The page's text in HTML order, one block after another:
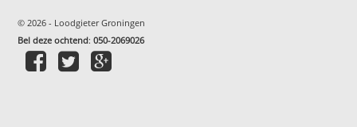
© 2026 - Loodgieter Groningen
Bel deze ochtend:050-2069026